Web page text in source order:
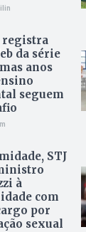
registra
da série
anos
seguem
STJ
à
com
por
sexual